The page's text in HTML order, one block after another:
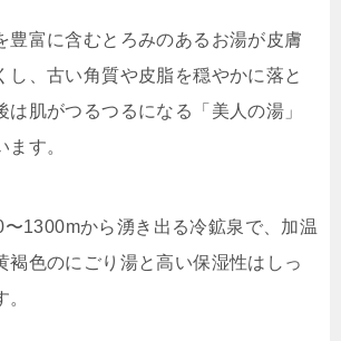
豊富に含むとろみのあるお湯が皮膚
し、古い角質や皮脂を穏やかに落と
は肌がつるつるになる「美人の湯」
ます。
1300mから湧き出る冷鉱泉で、加温
褐色のにごり湯と高い保湿性はしっ